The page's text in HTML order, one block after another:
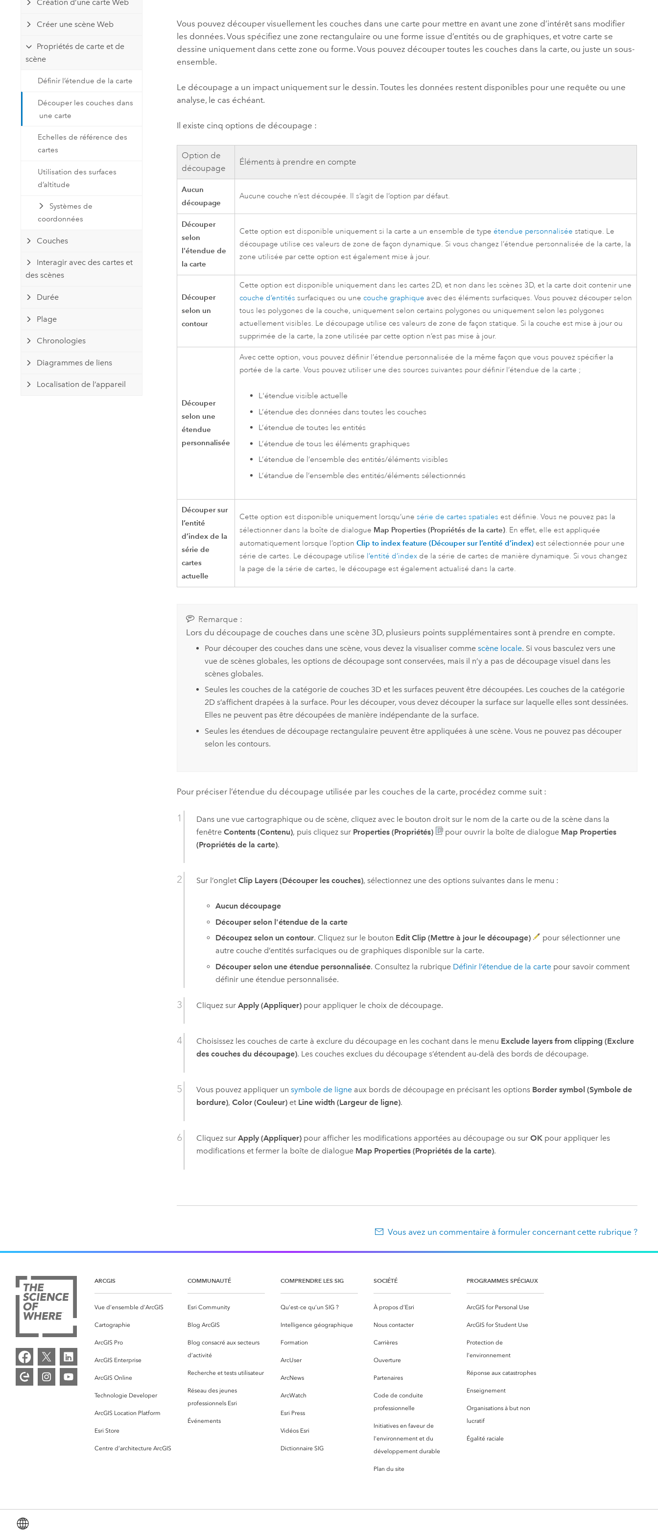
Créer des applications de
Tous les produits
Découvrir ArcGIS Pro
Tous les secteurs d’activité
technologiques
tendances de
l’univers
géospatial
Tous les récits
Création d’une carte Web
Créer une scène Web
Propriétés de carte et de
scène
Définir l’étendue de la carte
Découper les couches dans
une carte
Echelles de référence des
cartes
Utilisation des surfaces
d’altitude
Systèmes de
coordonnées
Couches
Interagir avec des cartes et
des scènes
Durée
Plage
Chronologies
Diagrammes de liens
Localisation de l’appareil
Vous pouvez découper visuellement les couches dans une carte pour mettre en avant une zone d’intérêt sans modifier
les données. Vous spécifiez une zone rectangulaire ou une forme issue d’entités ou de graphiques, et votre carte se
dessine uniquement dans cette zone ou forme. Vous pouvez découper toutes les couches dans la carte, ou juste un sous-
ensemble.
Le découpage a un impact uniquement sur le dessin. Toutes les données restent disponibles pour une requête ou une
analyse, le cas échéant.
Il existe cinq options de découpage :
Option de
découpage
Éléments à prendre en compte
Aucun
découpage
Aucune couche n’est découpée. Il s’agit de l’option par défaut.
Découper
selon
l'étendue de
la carte
Cette option est disponible uniquement si la carte a un ensemble de type étendue personnalisée statique. Le
découpage utilise ces valeurs de zone de façon dynamique. Si vous changez l’étendue personnalisée de la carte, la
zone utilisée par cette option est également mise à jour.
Découper
selon un
contour
Cette option est disponible uniquement dans les cartes 2D, et non dans les scènes 3D, et la carte doit contenir une
couche d’entités surfaciques ou une couche graphique avec des éléments surfaciques. Vous pouvez découper selon
tous les polygones de la couche, uniquement selon certains polygones ou uniquement selon les polygones
actuellement visibles. Le découpage utilise ces valeurs de zone de façon statique. Si la couche est mise à jour ou
supprimée de la carte, la zone utilisée par cette option n’est pas mise à jour.
Découper
selon une
étendue
personnalisée
Avec cette option, vous pouvez définir l’étendue personnalisée de la même façon que vous pouvez spécifier la
portée de la carte. Vous pouvez utiliser une des sources suivantes pour définir l’étendue de la carte ;
L'étendue visible actuelle
L’étendue des données dans toutes les couches
L’étendue de toutes les entités
L’étendue de tous les éléments graphiques
L’étendue de l’ensemble des entités/éléments visibles
L’étandue de l’ensemble des entités/éléments sélectionnés
Découper sur
l’entité
d’index de la
série de
cartes
actuelle
Cette option est disponible uniquement lorsqu’unesérie de cartes spatiales est définie. Vous ne pouvez pas la
sélectionner dans la boîte de dialogue Map Properties (Propriétés de la carte). En effet, elle est appliquée
automatiquement lorsque l’optionClip to index feature (Découper sur l’entité d’index) est sélectionnée pour une
série de cartes. Le découpage utilise l’entité d’index de la série de cartes de manière dynamique. Si vous changez
la page de la série de cartes, le découpage est également actualisé dans la carte.
Remarque :
Lors du découpage de couches dans une scène 3D, plusieurs points supplémentaires sont à prendre en compte.
Pour découper des couches dans une scène, vous devez la visualiser commescène locale. Si vous basculez vers une
vue de scènes globales, les options de découpage sont conservées, mais il n’y a pas de découpage visuel dans les
scènes globales.
Seules les couches de la catégorie de couches 3D et les surfaces peuvent être découpées. Les couches de la catégorie
2D s’affichent drapées à la surface. Pour les découper, vous devez découper la surface sur laquelle elles sont dessinées.
Elles ne peuvent pas être découpées de manière indépendante de la surface.
Seules les étendues de découpage rectangulaire peuvent être appliquées à une scène. Vous ne pouvez pas découper
selon les contours.
Pour préciser l’étendue du découpage utilisée par les couches de la carte, procédez comme suit :
Dans une vue cartographique ou de scène, cliquez avec le bouton droit sur le nom de la carte ou de la scène dans la
fenêtreContents (Contenu), puis cliquez sur Properties (Propriétés) pour ouvrir la boîte de dialogue Map Properties
(Propriétés de la carte).
Sur l’ongletClip Layers (Découper les couches), sélectionnez une des options suivantes dans le menu :
Aucun découpage
Découper selon l'étendue de la carte
Découpez selon un contour. Cliquez sur le bouton Edit Clip (Mettre à jour le découpage)
pour sélectionner une
autre couche d’entités surfaciques ou de graphiques disponible sur la carte.
Découper selon une étendue personnalisée. Consultez la rubrique Définir l’étendue de la cartepour savoir comment
définir une étendue personnalisée.
Cliquez surApply (Appliquer) pour appliquer le choix de découpage.
Choisissez les couches de carte à exclure du découpage en les cochant dans le menu Exclude layers from clipping (Exclure
des couches du découpage). Les couches exclues du découpage s’étendent au-delà des bords de découpage.
Vous pouvez appliquer unsymbole de ligne aux bords de découpage en précisant les options Border symbol (Symbole de
bordure),Color (Couleur) et Line width (Largeur de ligne).
Cliquez surApply (Appliquer) pour afficher les modifications apportées au découpage ou surOK pour appliquer les
modifications et fermer la boîte de dialogue Map Properties (Propriétés de la carte).
Vous avez un commentaire à formuler concernant cette rubrique ?
ARCGIS
Vue d’ensemble d’ArcGIS
Cartographie
ArcGIS Pro
ArcGIS Enterprise
ArcGIS Online
Technologie Developer
ArcGIS Location Platform
Esri Store
Centre d’architecture ArcGIS
COMMUNAUTÉ
Esri Community
Blog ArcGIS
Blog consacré aux secteurs
d’activité
Recherche et tests utilisateur
Réseau des jeunes
professionnels Esri
Événements
COMPRENDRE LES SIG
Qu’est-ce qu’un SIG ?
Intelligence géographique
Formation
ArcUser
ArcNews
ArcWatch
Esri Press
Vidéos Esri
Dictionnaire SIG
SOCIÉTÉ
À propos d’Esri
Nous contacter
Carrières
Ouverture
Partenaires
Code de conduite
professionnelle
Initiatives en faveur de
l’environnement et du
développement durable
Plan du site
PROGRAMMES SPÉCIAUX
ArcGIS for Personal Use
ArcGIS for Student Use
Protection de
l’environnement
Réponse aux catastrophes
Enseignement
Organisations à but non
lucratif
Égalité raciale